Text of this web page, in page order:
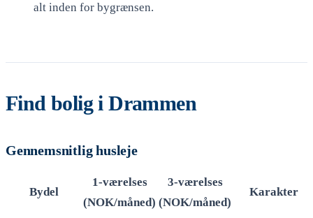
alt inden for bygrænsen.
Find bolig i Drammen
Gennemsnitlig husleje
Bydel
1-værelses
(NOK/måned)
3-værelses
(NOK/måned)
Karakter